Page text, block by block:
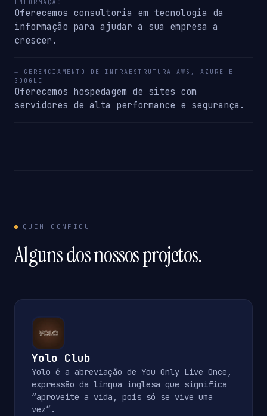
INFORMAÇÃO
Oferecemos consultoria em tecnologia da
informação para ajudar a sua empresa a
crescer.
→ GERENCIAMENTO DE INFRAESTRUTURA AWS, AZURE E
GOOGLE
Oferecemos hospedagem de sites com
servidores de alta performance e segurança.
QUEM CONFIOU
Alguns dos nossos projetos.
Yolo Club
Yolo é a abreviação de You Only Live Once,
expressão da língua inglesa que significa
“aproveite a vida, pois só se vive uma
vez”.